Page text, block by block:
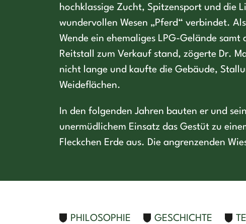
hochklassige Zucht, Spitzensport und die
wundervollen Wesen „Pferd“ verbindet.
Wende ein ehemaliges LPG-Gelände samt
Reitstall zum Verkauf stand, zögerte Dr.
nicht lange und kaufte die Gebäude,
Weideflächen.
In den folgenden Jahren bauten er und
unermüdlichem Einsatz das Gestüt zu
Fleckchen Erde aus. Die angrenzenden
PHILOSOPHIE GESCHICHTE